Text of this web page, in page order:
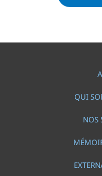
QUI
NOS